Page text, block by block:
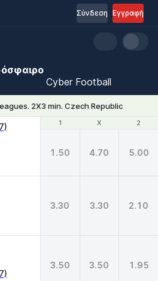
Εγγραφή
Σύνδεση
Cyber Football
2X3 min. Czech Republic
1 X 2
1 X 2
1.50 4.70 5.00
3.30 3.30 2.10
3.50 3.50 1.95